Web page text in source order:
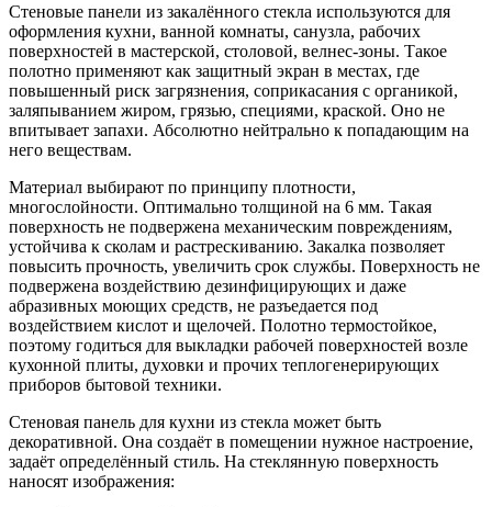
Стеновые панели из закалённого стекла используются для
оформления кухни, ванной комнаты, санузла, рабочих
поверхностей в мастерской, столовой, велнес-зоны. Такое
полотно применяют как защитный экран в местах, где
повышенный риск загрязнения, соприкасания с органикой,
заляпыванием жиром, грязью, специями, краской. Оно не
впитывает запахи. Абсолютно нейтрально к попадающим на
него веществам.
Материал выбирают по принципу плотности,
многослойности. Оптимально толщиной на 6 мм. Такая
поверхность не подвержена механическим повреждениям,
устойчива к сколам и растрескиванию. Закалка позволяет
повысить прочность, увеличить срок службы. Поверхность не
подвержена воздействию дезинфицирующих и даже
абразивных моющих средств, не разъедается под
воздействием кислот и щелочей. Полотно термостойкое,
поэтому годиться для выкладки рабочей поверхностей возле
кухонной плиты, духовки и прочих теплогенерирующих
приборов бытовой техники.
Стеновая панель для кухни из стекла может быть
декоративной. Она создаёт в помещении нужное настроение,
задаёт определённый стиль. На стеклянную поверхность
наносят изображения: